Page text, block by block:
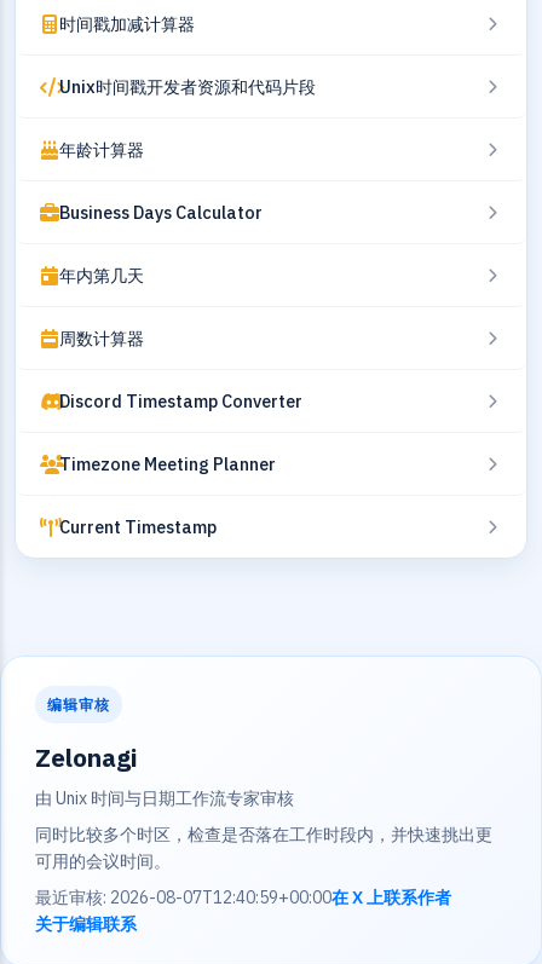
时间戳加减计算器
Unix时间戳开发者资源和代码片段
年龄计算器
Business Days Calculator
年内第几天
周数计算器
Discord Timestamp Converter
Timezone Meeting Planner
Current Timestamp
编辑审核
Zelonagi
由 Unix 时间与日期工作流专家审核
同时比较多个时区，检查是否落在工作时段内，并快速挑出更
可用的会议时间。
最近审核: 2026-08-07T12:40:59+00:00在 X 上联系作者
关于编辑联系